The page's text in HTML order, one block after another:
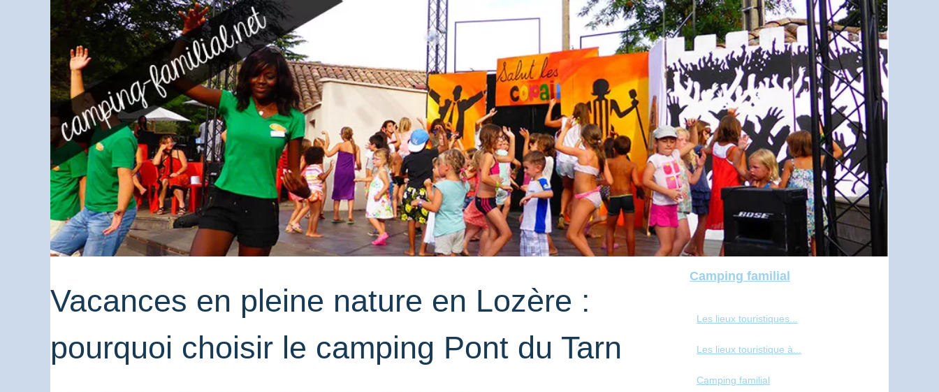
Vacances en pleine nature en Lozère :
pourquoi choisir le camping Pont du Tarn
Camping familial
Les lieux touristiques...
Les lieux touristique à...
Camping familial